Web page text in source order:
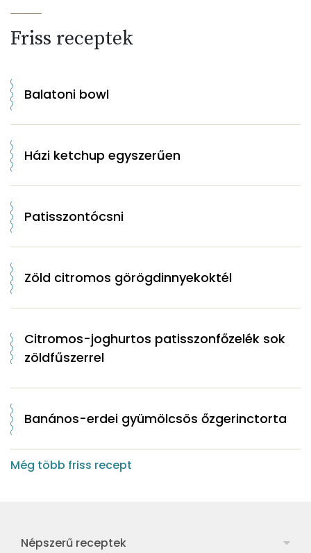
Friss receptek
Balatoni bowl
Házi ketchup egyszerűen
Patisszontócsni
Zöld citromos görögdinnyekoktél
Citromos-joghurtos patisszonfőzelék sok
zöldfűszerrel
Banános-erdei gyümölcsös őzgerinctorta
Még több friss recept
Népszerű receptek